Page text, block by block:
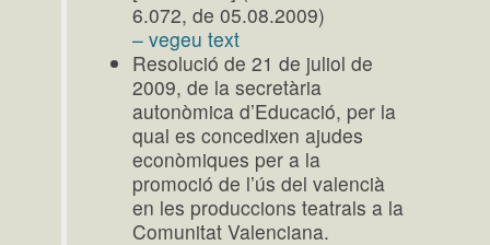
6.072, de 05.08.2009)
– vegeu text
Resolució de 21 de juliol de
2009, de la secretària
autonòmica d’Educació, per la
qual es concedixen ajudes
econòmiques per a la
promoció de l’ús del valencià
en les produccions teatrals a la
Comunitat Valenciana.